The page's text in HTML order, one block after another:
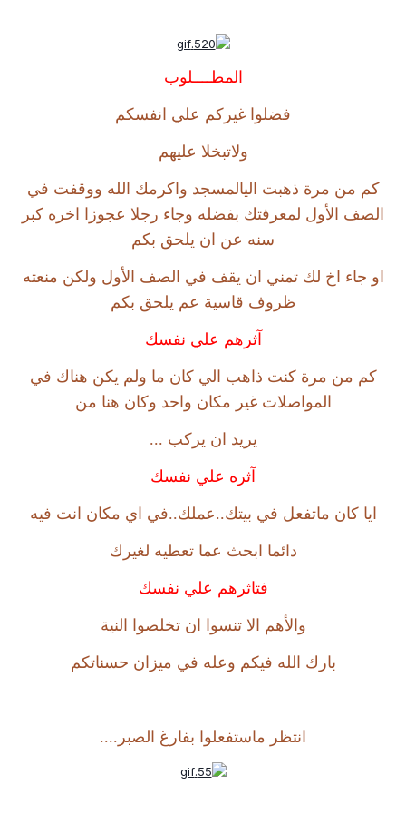
المطــــلوب
فضلوا غيركم علي انفسكم
ولاتبخلا عليهم
كم من مرة ذهبت اليالمسجد واكرمك الله ووقفت في
الصف الأول لمعرفتك بفضله وجاء رجلا عجوزا اخره كبر
سنه عن ان يلحق بكم
او جاء اخ لك تمني ان يقف في الصف الأول ولكن منعته
ظروف قاسية عم يلحق بكم
آثرهم علي نفسك
كم من مرة كنت ذاهب الي كان ما ولم يكن هناك في
المواصلات غير مكان واحد وكان هنا من
يريد ان يركب ...
آثره علي نفسك
ايا كان ماتفعل في بيتك..عملك..في اي مكان انت فيه
دائما ابحث عما تعطيه لغيرك
فتاثرهم علي نفسك
والأهم الا تنسوا ان تخلصوا النية
بارك الله فيكم وعله في ميزان حسناتكم
انتظر ماستفعلوا بفارغ الصبر....